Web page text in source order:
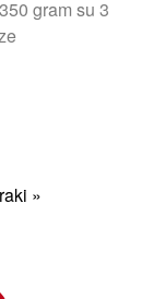
gram su 3
»